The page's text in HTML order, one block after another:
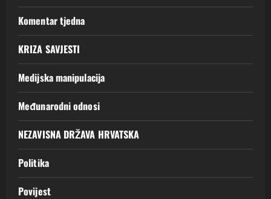
Komentar tjedna
KRIZA SAVJESTI
Medijska manipulacija
Međunarodni odnosi
NEZAVISNA DRŽAVA HRVATSKA
Politika
Povijest